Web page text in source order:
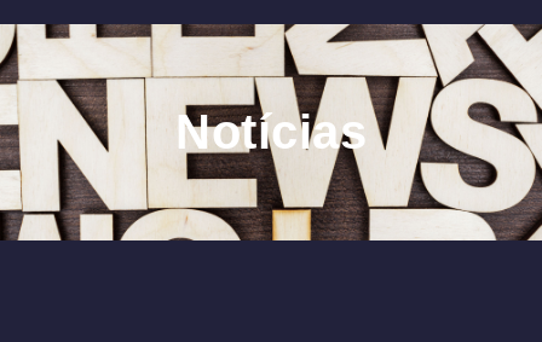
Notícias